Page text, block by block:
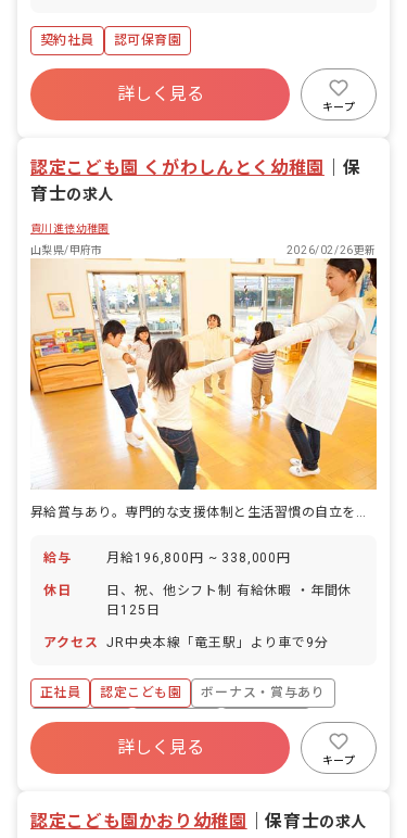
契約社員 認可保育園
詳しく見る
キープ
認定こども園 くがわしんとく幼稚園
保
育士の求人
貢川進徳幼稚園
山梨県/甲府市
2026/02/26更新
昇給賞与あり。専門的な支援体制と生活習慣の自立を促す、充実した教育環境！
給与 月給196,800円 ~ 338,000円
休日
日、祝、他シフト制 有給休暇 ・年間休
日125日
アクセス JR中央本線「竜王駅」より車で9分
正社員 認定こども園
ボーナス・賞与あり
社会保険完備
退職金制度
残業少なめ
交通費支給
詳しく見る
キープ
認定こども園かおり幼稚園 ｜保育士の求人